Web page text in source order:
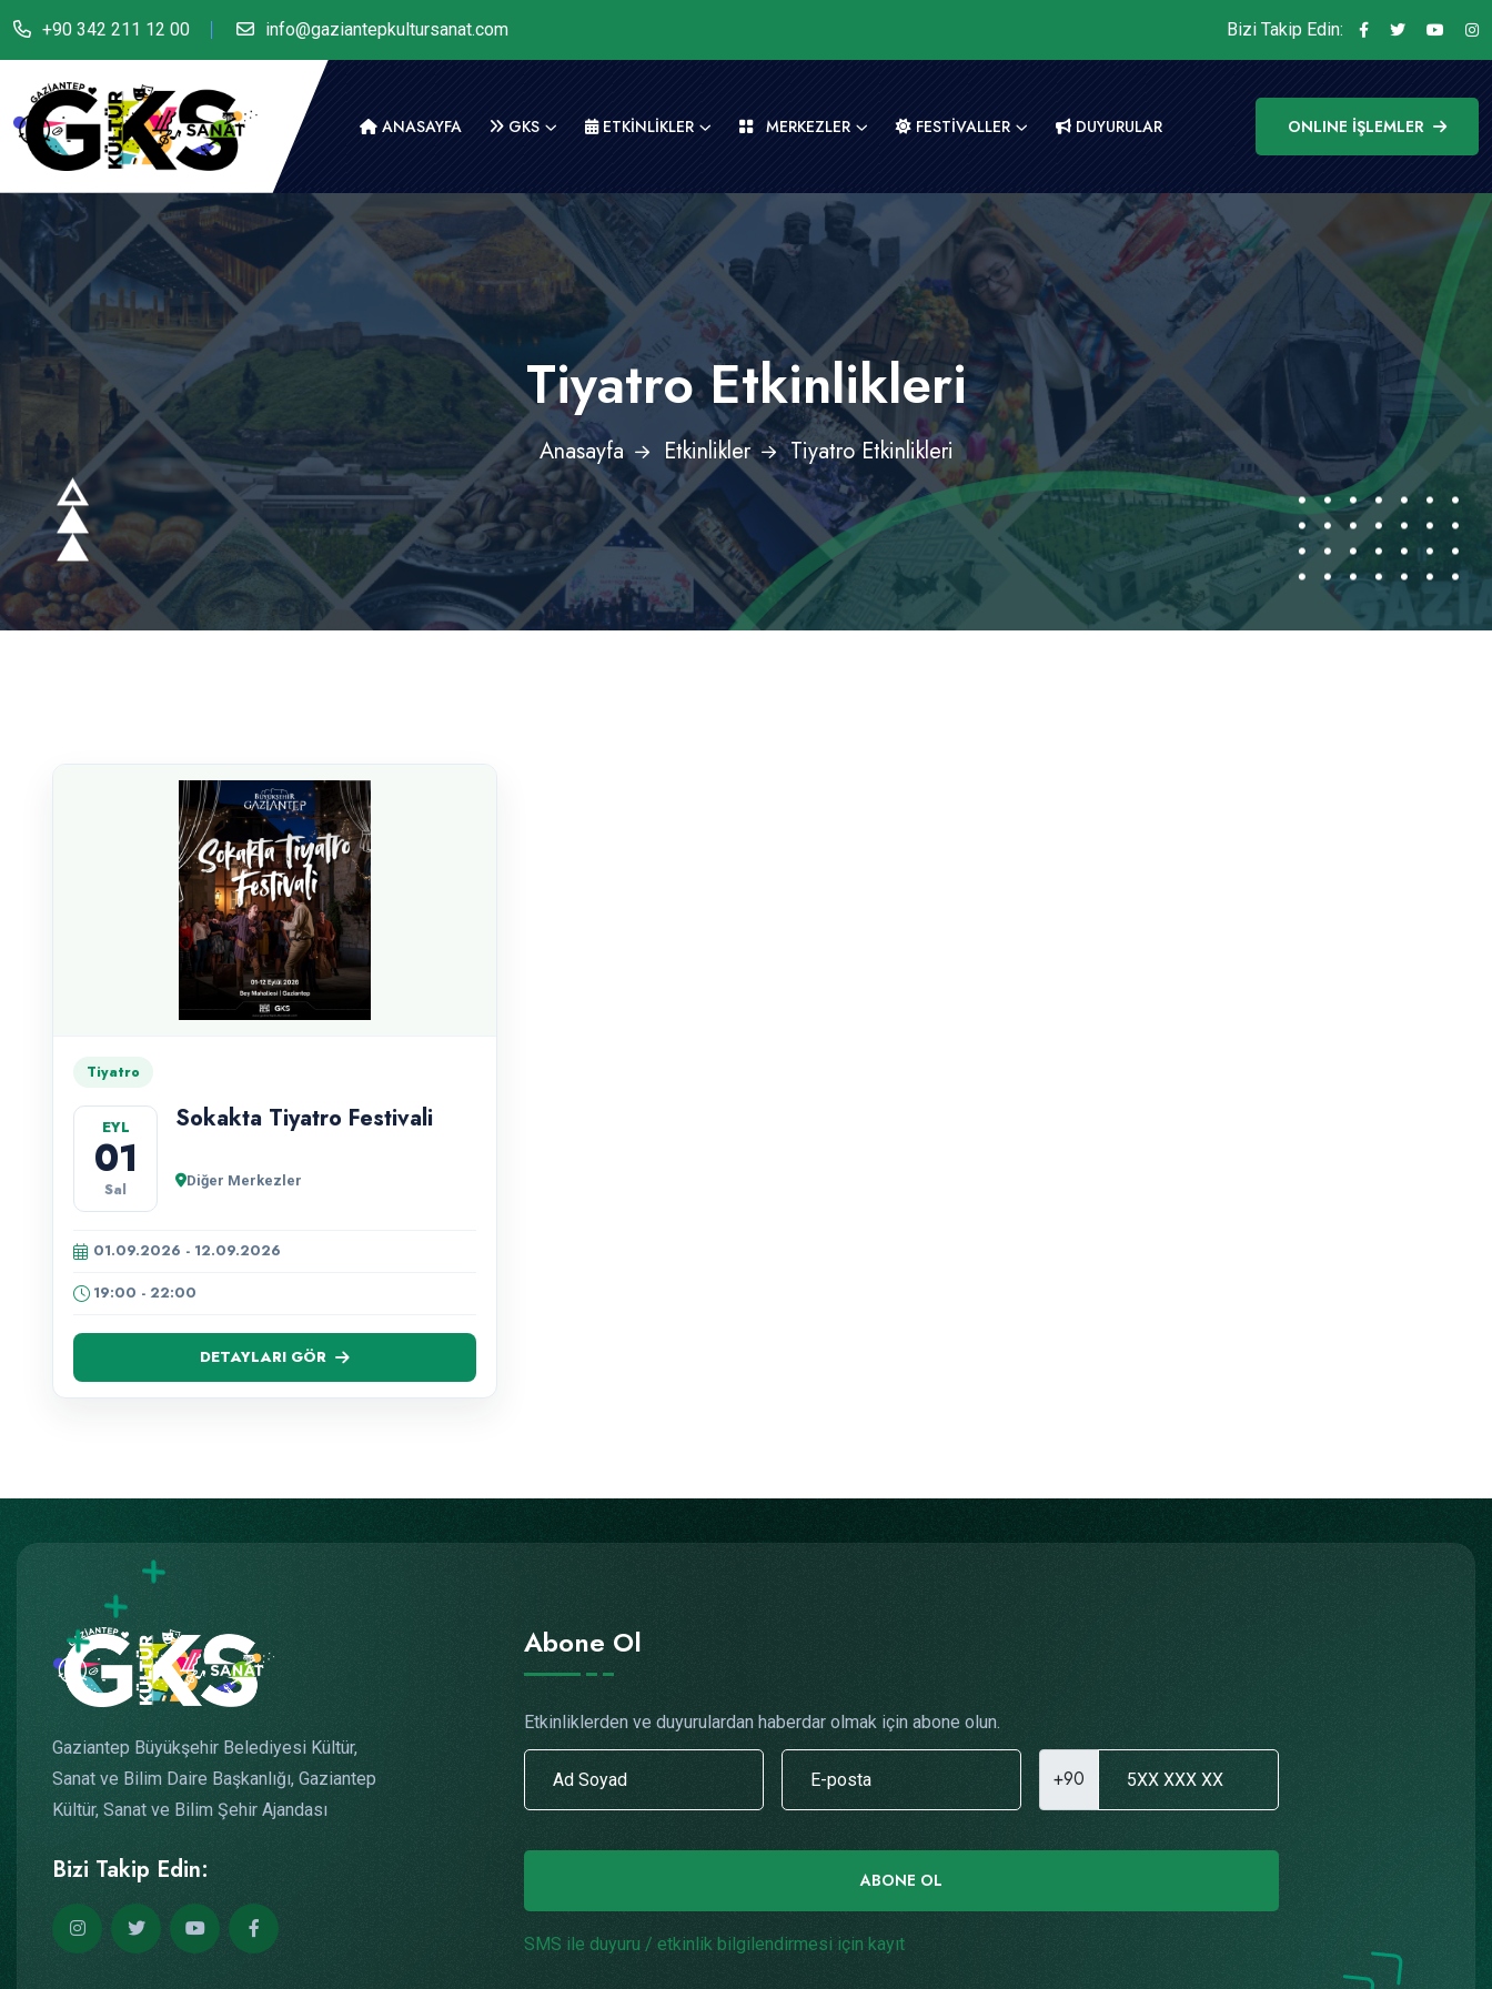
+90 342 211 12 00 info@gaziantepkultursanat.com Bizi Takip Edin:
ANASAYFA GKS ETKİNLİKLER MERKEZLER FESTİVALLER DUYURULAR ONLINE İŞLEMLER
Tiyatro Etkinlikleri
Anasayfa Etkinlikler Tiyatro Etkinlikleri
Tiyatro
EYL
01
Sal
Sokakta Tiyatro Festivali
Diğer Merkezler
01.09.2026 - 12.09.2026
19:00 - 22:00
DETAYLARI GÖR
Gaziantep Büyükşehir Belediyesi Kültür,
Sanat ve Bilim Daire Başkanlığı, Gaziantep
Kültür, Sanat ve Bilim Şehir Ajandası
Bizi Takip Edin:
Abone Ol
Etkinliklerden ve duyurulardan haberdar olmak için abone olun.
+90
ABONE OL
SMS ile duyuru / etkinlik bilgilendirmesi için kayıt